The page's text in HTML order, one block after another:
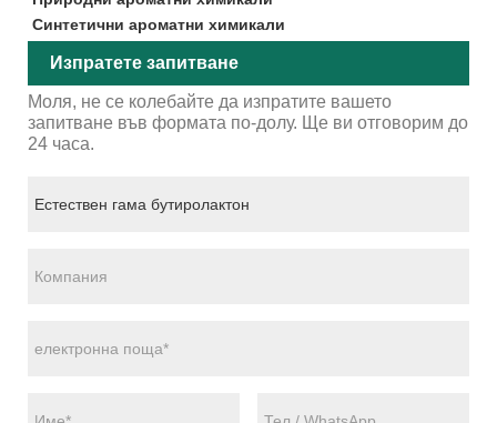
Синтетични ароматни химикали
Изпратете запитване
Моля, не се колебайте да изпратите вашето
запитване във формата по-долу. Ще ви отговорим до
24 часа.